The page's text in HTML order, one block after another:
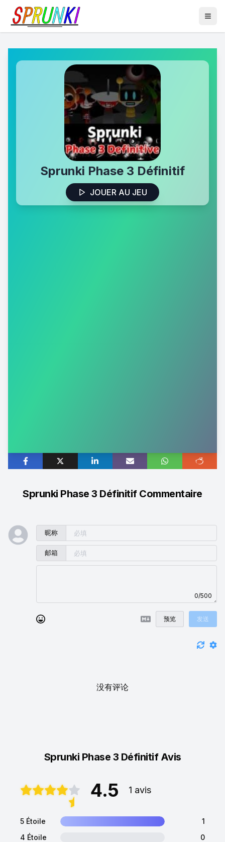
Sprunki Phase 3 Définitif
JOUER AU JEU
Sprunki Phase 3 Définitif Commentaire
昵称
邮箱
0/500
预览 发送
没有评论
Sprunki Phase 3 Définitif Avis
4.5 1 avis
5 Étoile
1
4 Étoile
0